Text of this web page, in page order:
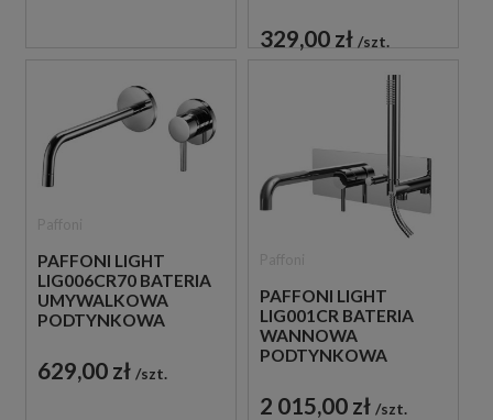
CHROM
329,00 zł szt.
PAFFONI LIGHT
LIG006CR70 BATERIA
UMYWALKOWA
PODTYNKOWA
CHROM
629,00 zł szt.
PAFFONI LIGHT
LIG001CR BATERIA
WANNOWA
PODTYNKOWA
CHROM
2 015,00 zł szt.